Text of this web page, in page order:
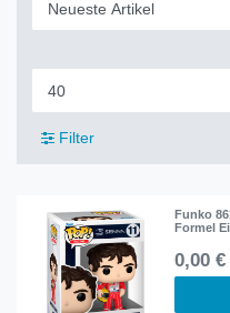
Filter
Funko
Formel
0,00 €